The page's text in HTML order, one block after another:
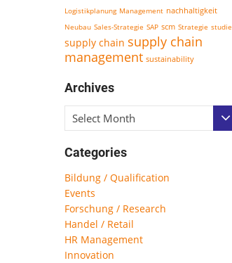
Logistikplanung Management nachhaltigkeit
Neubau Sales-Strategie SAP scm Strategie studie
supply chain supply chain
management sustainability
Archives
Select Month
Categories
Bildung / Qualification
Events
Forschung / Research
Handel / Retail
HR Management
Innovation